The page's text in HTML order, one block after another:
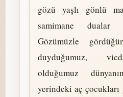
gözü yaşlı gönlü
samimane dualar
Gözümüzle
duyduğumuz,
olduğumuz
yerindeki aç